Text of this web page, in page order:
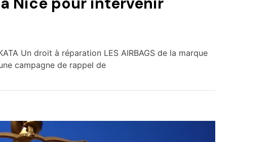
Un droit à réparation LES AIRBAGS de la marque
campagne de rappel de